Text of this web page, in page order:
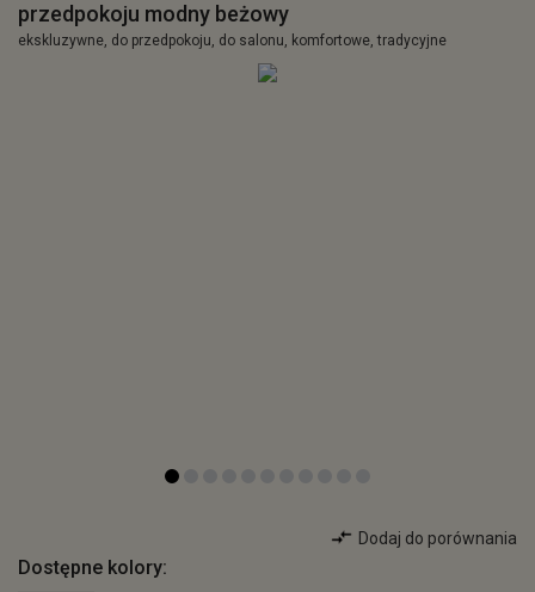
przedpokoju modny beżowy
ekskluzywne, do przedpokoju, do salonu, komfortowe, tradycyjne
Dodaj do porównania
Dostępne kolory: